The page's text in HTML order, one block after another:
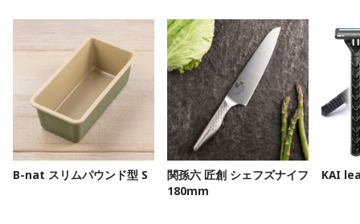
B-nat スリムパウンド型 S
関孫六 匠創 シェフズナイフ
180mm
KAI